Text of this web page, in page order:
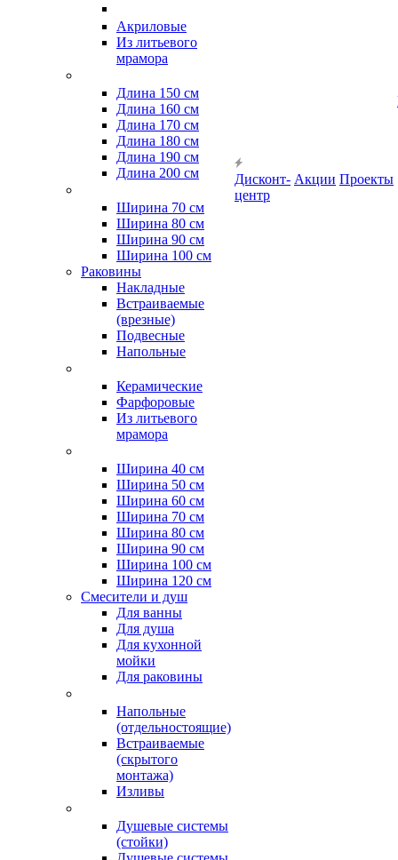
Акриловые
Из литьевого
мрамора
Длина 150 см
Длина 160 см
Длина 170 см
Длина 180 см
Длина 190 см
Длина 200 см
Ширина 70 см
Ширина 80 см
Ширина 90 см
Ширина 100 см
Раковины
Накладные
Встраиваемые
(врезные)
Подвесные
Напольные
Керамические
Фарфоровые
Из литьевого
мрамора
Ширина 40 см
Ширина 50 см
Ширина 60 см
Ширина 70 см
Ширина 80 см
Ширина 90 см
Ширина 100 см
Ширина 120 см
Смесители и душ
Для ванны
Для душа
Для кухонной
мойки
Для раковины
Напольные
(отдельностоящие)
Встраиваемые
(скрытого
монтажа)
Изливы
Душевые системы
(стойки)
Дисконт-
центр
Акции Проекты